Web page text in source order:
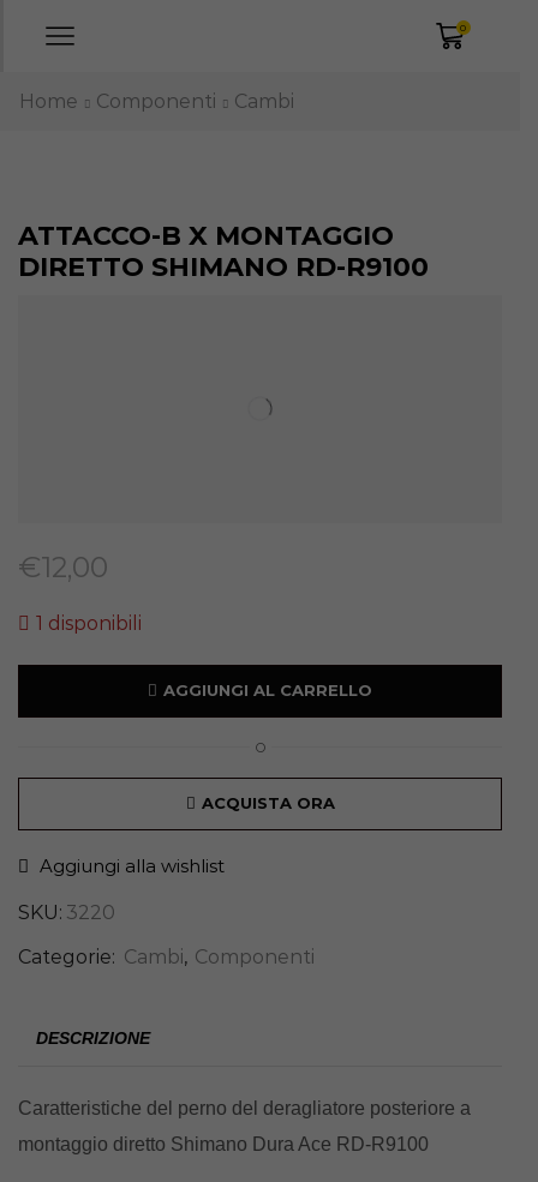
0
Home Componenti Cambi
ATTACCO-B X MONTAGGIO
DIRETTO SHIMANO RD-R9100
€12,00
1 disponibili
AGGIUNGI AL CARRELLO
O
ACQUISTA ORA
Aggiungi alla wishlist
SKU: 3220
Categorie: Cambi, Componenti
DESCRIZIONE
Caratteristiche del perno del deragliatore posteriore a
montaggio diretto Shimano Dura Ace RD-R9100